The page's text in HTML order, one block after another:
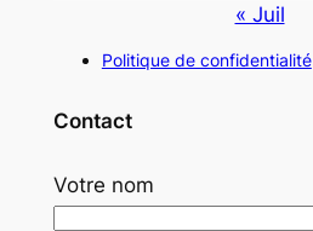
« Juil
Politique de confidentialité
Contact
Votre nom